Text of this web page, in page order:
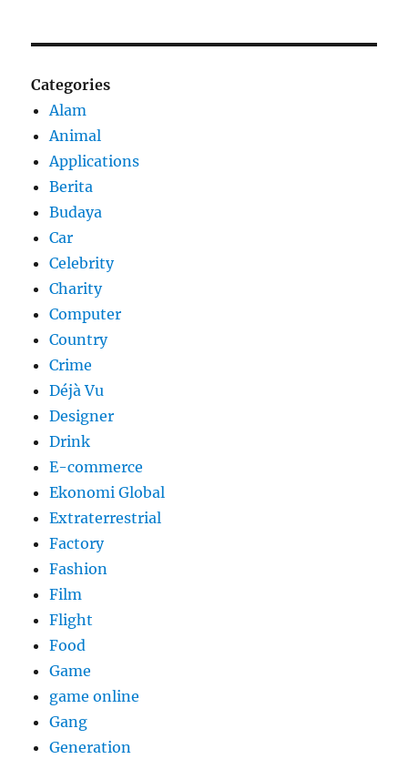
Categories
Alam
Animal
Applications
Berita
Budaya
Car
Celebrity
Charity
Computer
Country
Crime
Déjà Vu
Designer
Drink
E-commerce
Ekonomi Global
Extraterrestrial
Factory
Fashion
Film
Flight
Food
Game
game online
Gang
Generation